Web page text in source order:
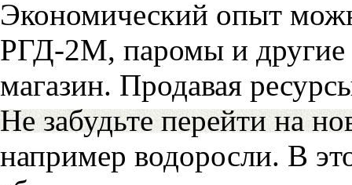
Экономический опыт
РГД-2М, паромы и другие
магазин. Продавая
Не забудьте перейти на
например водоросли. В